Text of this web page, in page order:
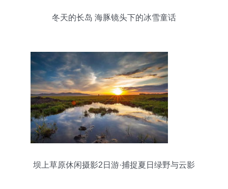
冬天的长岛 海豚镜头下的冰雪童话
坝上草原休闲摄影2日游·捕捉夏日绿野与云影